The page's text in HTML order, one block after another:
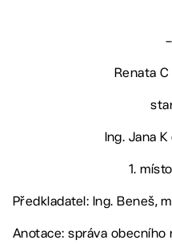
Renata
Ing. Jana
1.
Předkladatel: Ing. Beneš,
Anotace: správa obecního